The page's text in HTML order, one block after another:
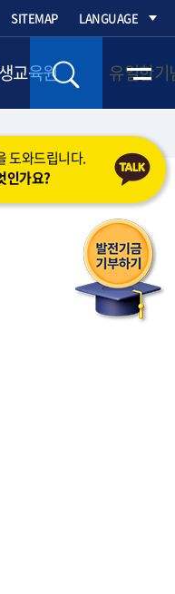
SITEMAP LANGUAGE
교육원 유일한기
도와드립니다.
인가요?